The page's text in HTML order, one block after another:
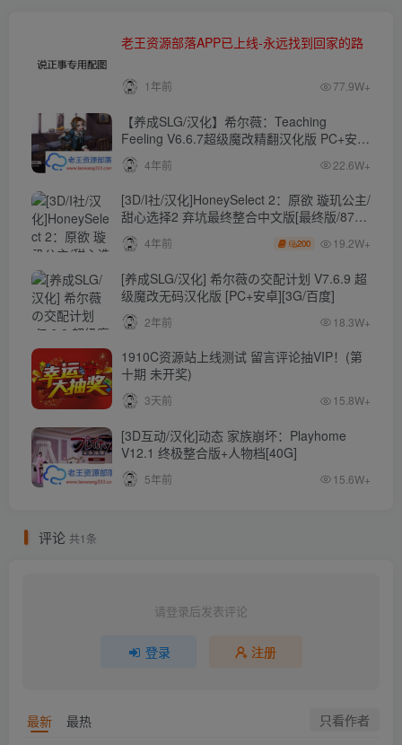
老王资源部落APP已上线-永远找到回家的路
1年前 77.9W+
【养成SLG/汉化】希尔薇：Teaching
Feeling V6.6.7超级魔改精翻汉化版 PC+安卓
【4.3G】
4年前 22.6W+
[3D/I社/汉化]HoneySelect 2：原欲 璇玑公主/
甜心选择2 弃坑最终整合中文版[最终版/87G/
秒传]
4年前 200 19.2W+
[养成SLG/汉化] 希尔薇の交配计划 V7.6.9 超
级魔改无码汉化版 [PC+安卓][3G/百度]
2年前 18.3W+
1910C资源站上线测试 留言评论抽VIP！(第
十期 未开奖)
3天前 15.8W+
[3D互动/汉化]动态 家族崩坏：Playhome
V12.1 终极整合版+人物档[40G]
5年前 15.6W+
评论 共1条
请登录后发表评论
登录 注册
最新 最热 只看作者